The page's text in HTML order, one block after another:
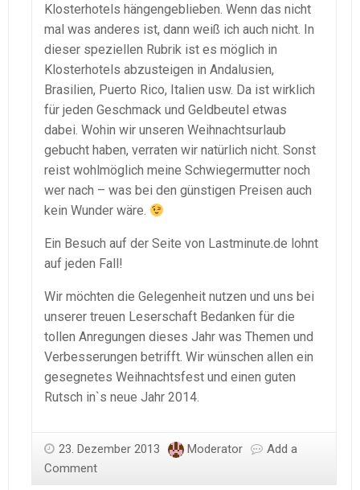
Klosterhotels hängengeblieben. Wenn das nicht
mal was anderes ist, dann weiß ich auch nicht. In
dieser speziellen Rubrik ist es möglich in
Klosterhotels abzusteigen in Andalusien,
Brasilien, Puerto Rico, Italien usw. Da ist wirklich
für jeden Geschmack und Geldbeutel etwas
dabei. Wohin wir unseren Weihnachtsurlaub
gebucht haben, verraten wir natürlich nicht. Sonst
reist wohlmöglich meine Schwiegermutter noch
wer nach – was bei den günstigen Preisen auch
kein Wunder wäre.
Ein Besuch auf der Seite von Lastminute.de lohnt
auf jeden Fall!
Wir möchten die Gelegenheit nutzen und uns bei
unserer treuen Leserschaft Bedanken für die
tollen Anregungen dieses Jahr was Themen und
Verbesserungen betrifft. Wir wünschen allen ein
gesegnetes Weihnachtsfest und einen guten
Rutsch in`s neue Jahr 2014.
23. Dezember 2013 Moderator
Add a
Comment